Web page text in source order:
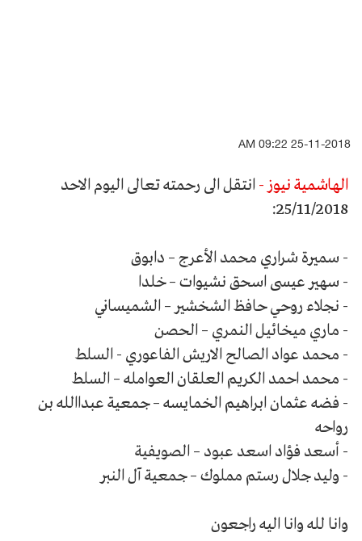
25-11-2018 09:22 AM
الهاشمية نيوز - انتقل الى رحمته تعالى اليوم الاحد
25/11/2018:
- سميرة شراري محمد الأعرج – دابوق
- سهير عيسى اسحق نشيوات – خلدا
- نجلاء روحي حافظ الشخشير – الشميساني
- ماري ميخائيل النمري – الحصن
- محمد عواد الصالح الاريش الفاعوري - السلط
- محمد احمد الكريم العلقان العوامله – السلط
- فضه عثمان ابراهيم الخمايسه – جمعية عبداالله بن
رواحه
- أسعد فؤاد اسعد عبود – الصويفية
- وليد جلال رستم مملوك – جمعية آل النبر
وانا لله وانا اليه راجعون